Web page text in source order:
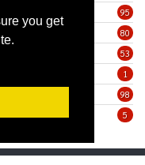
you get
95
80
53
1
98
5
ค COVID-19